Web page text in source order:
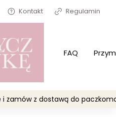
Kontakt Regulamin
FAQ
zamów z dostawą do